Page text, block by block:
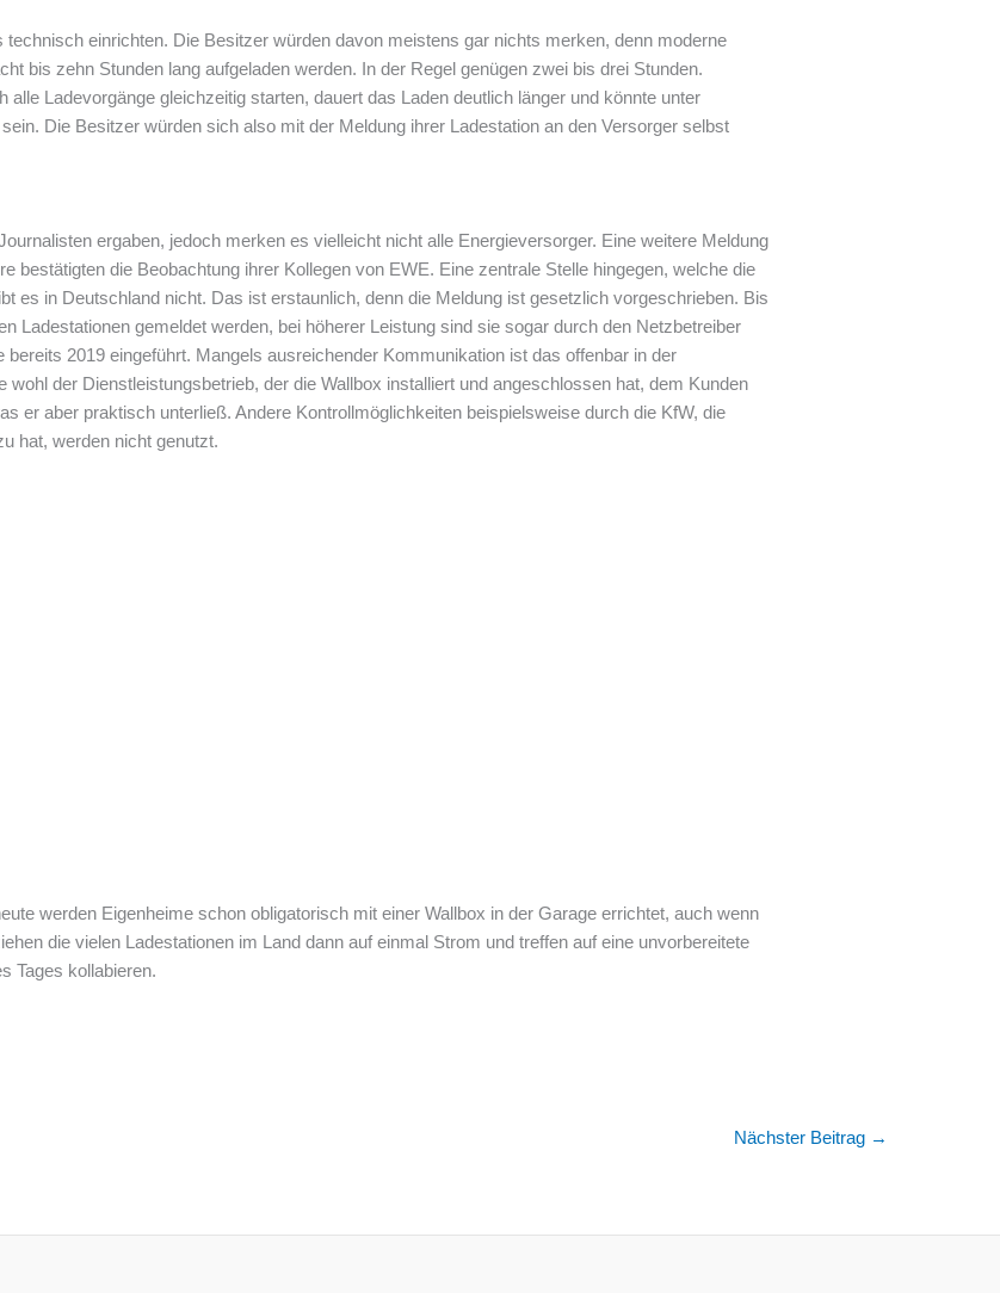
einrichten. Die Besitzer würden davon meistens gar nichts merken, denn moderne
bis zehn Stunden lang aufgeladen werden. In der Regel genügen zwei bis drei Stunden.
Ladevorgänge gleichzeitig starten, dauert das Laden deutlich länger und könnte unter
Die Besitzer würden sich also mit der Meldung ihrer Ladestation an den Versorger selbst
ergaben, jedoch merken es vielleicht nicht alle Energieversorger. Eine weitere Meldung
bestätigten die Beobachtung ihrer Kollegen von EWE. Eine zentrale Stelle hingegen, welche die
es in Deutschland nicht. Das ist erstaunlich, denn die Meldung ist gesetzlich vorgeschrieben. Bis
Ladestationen gemeldet werden, bei höherer Leistung sind sie sogar durch den Netzbetreiber
2019 eingeführt. Mangels ausreichender Kommunikation ist das offenbar in der
der Dienstleistungsbetrieb, der die Wallbox installiert und angeschlossen hat, dem Kunden
er aber praktisch unterließ. Andere Kontrollmöglichkeiten beispielsweise durch die KfW, die
hat, werden nicht genutzt.
werden Eigenheime schon obligatorisch mit einer Wallbox in der Garage errichtet, auch wenn
die vielen Ladestationen im Land dann auf einmal Strom und treffen auf eine unvorbereitete
Tages kollabieren.
Nächster Beitrag →